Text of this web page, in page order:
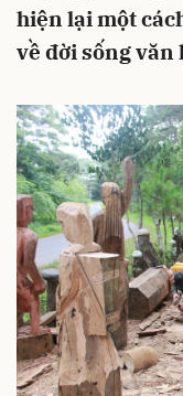
hiện lại một
về đời sống văn